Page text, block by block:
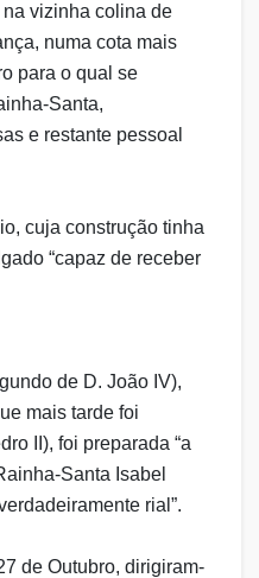
vizinha colina de
numa cota mais
para o qual se
Santa,
e restante pessoal
cuja construção tinha
“capaz de receber
de D. João IV),
mais tarde foi
II), foi preparada “a
Santa Isabel
rial”.
de Outubro, dirigiram-